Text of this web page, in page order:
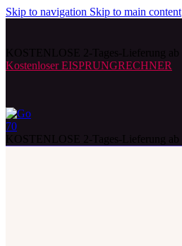
Skip to navigation Skip to main content
Kostenloser EISPRUNGRECHNER